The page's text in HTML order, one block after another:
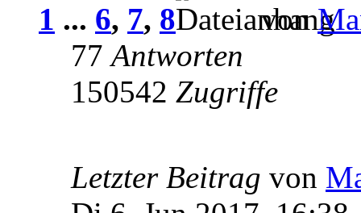
1 ... 6, 7, 8 von
77Antworten
150542 Zugriffe
Letzter Beitrag von